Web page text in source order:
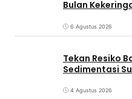
Bulan
6 Agustus 2026
Tekan Resiko
Sedimentasi
4 Agustus 2026